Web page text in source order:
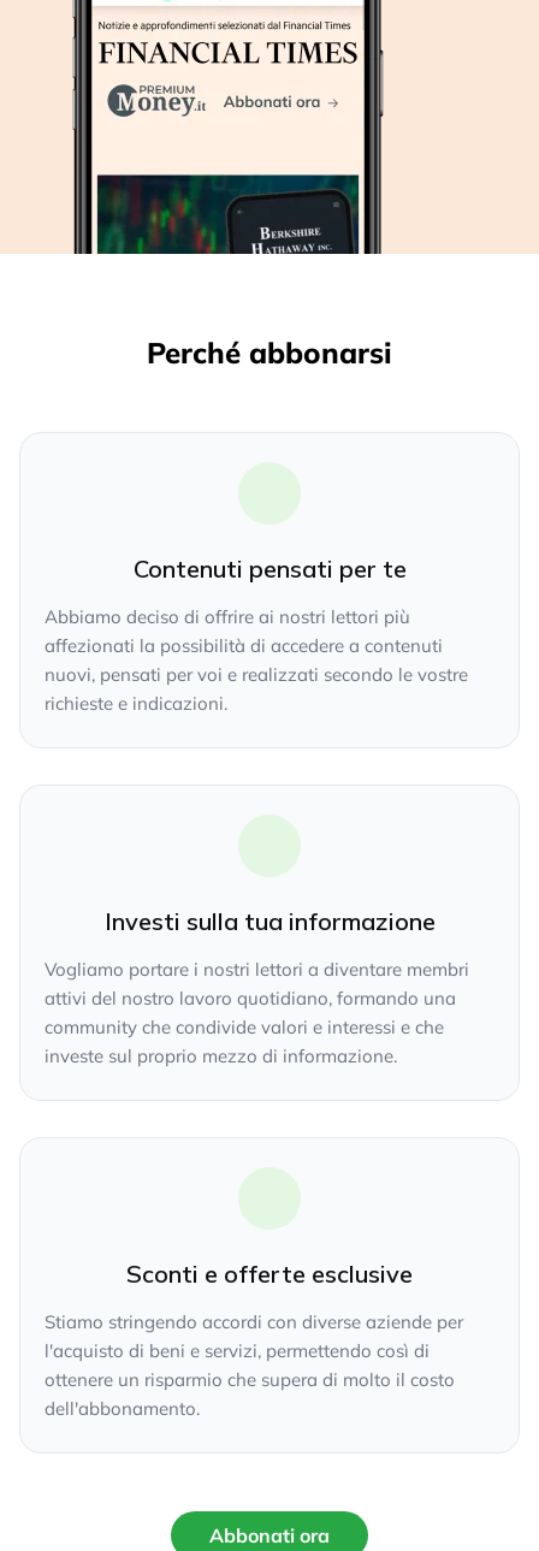
Perché abbonarsi
Contenuti pensati per te
Abbiamo deciso di offrire ai nostri lettori più
affezionati la possibilità di accedere a contenuti
nuovi, pensati per voi e realizzati secondo le vostre
richieste e indicazioni.
Investi sulla tua informazione
Vogliamo portare i nostri lettori a diventare membri
attivi del nostro lavoro quotidiano, formando una
community che condivide valori e interessi e che
investe sul proprio mezzo di informazione.
Sconti e offerte esclusive
Stiamo stringendo accordi con diverse aziende per
l'acquisto di beni e servizi, permettendo così di
ottenere un risparmio che supera di molto il costo
dell'abbonamento.
Abbonati ora